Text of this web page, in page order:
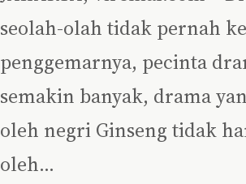
seolah-olah tidak pernah
penggemarnya, pecinta
semakin banyak, drama
oleh negri Ginseng tidak
oleh…